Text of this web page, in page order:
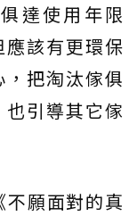
達使用年限
該有更環保
把淘汰傢俱
引導其它傢
願面對的真